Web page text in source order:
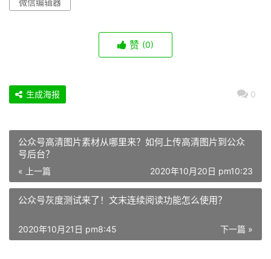
赞 (0)
0
生成海报
公众号高清图片素材从哪里来？如何上传高清图片到公众
号后台？
« 上一篇 2020年10月20日 pm10:23
公众号灰度测试来了！文末连续阅读功能怎么使用？
下一篇 »
2020年10月21日 pm8:45